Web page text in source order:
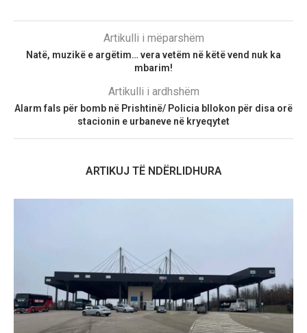
Artikulli i mëparshëm
Natë, muzikë e argëtim… vera vetëm në këtë vend nuk ka
mbarim!
Artikulli i ardhshëm
Alarm fals për bomb në Prishtinë/ Policia bllokon për disa orë
stacionin e urbaneve në kryeqytet
ARTIKUJ TË NDËRLIDHURA